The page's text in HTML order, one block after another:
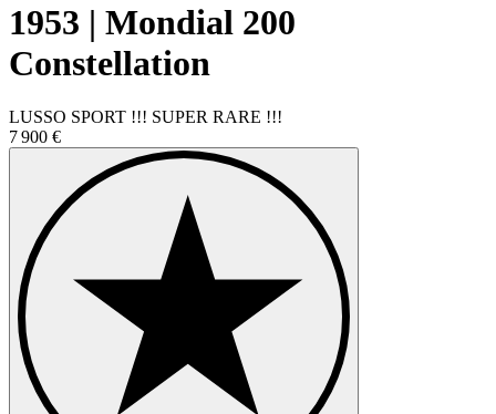
1953 | Mondial 200
Constellation
LUSSO SPORT !!! SUPER RARE !!!
7 900 €